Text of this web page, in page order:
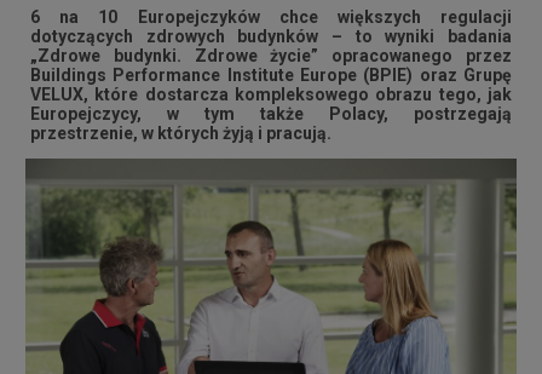
6 na 10 Europejczyków chce większych regulacji
dotyczących zdrowych budynków – to wyniki badania
„Zdrowe budynki​. Zdrowe życie” opracowanego przez
Buildings Performance Institute Europe (BPIE) oraz Grupę
VELUX, które dostarcza kompleksowego obrazu tego, jak
Europejczycy, w tym także Polacy, postrzegają
przestrzenie, w których żyją i pracują.